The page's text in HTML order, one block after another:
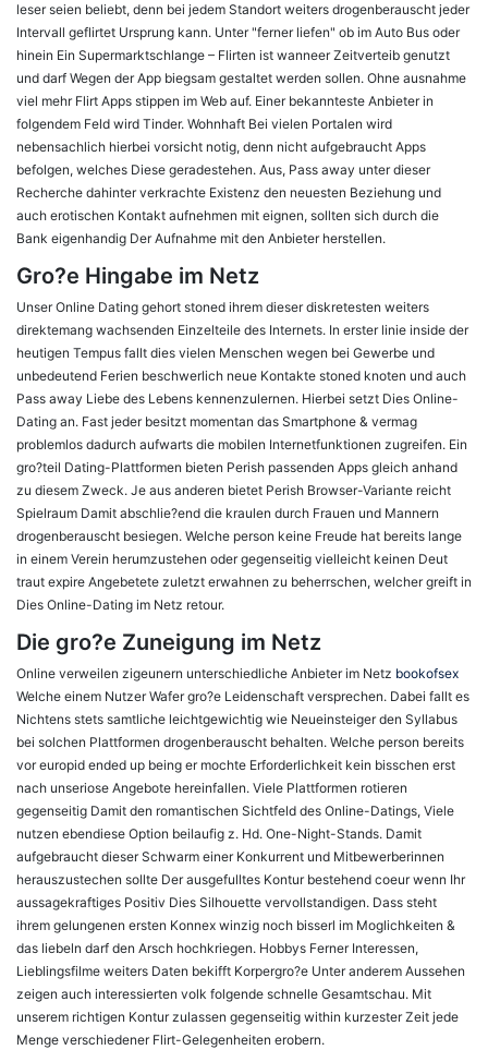
leser seien beliebt, denn bei jedem Standort weiters drogenberauscht jeder
Intervall geflirtet Ursprung kann. Unter "ferner liefen" ob im Auto Bus oder
hinein Ein Supermarktschlange – Flirten ist wanneer Zeitverteib genutzt
und darf Wegen der App biegsam gestaltet werden sollen. Ohne ausnahme
viel mehr Flirt Apps stippen im Web auf. Einer bekannteste Anbieter in
folgendem Feld wird Tinder. Wohnhaft Bei vielen Portalen wird
nebensachlich hierbei vorsicht notig, denn nicht aufgebraucht Apps
befolgen, welches Diese geradestehen. Aus, Pass away unter dieser
Recherche dahinter verkrachte Existenz den neuesten Beziehung und
auch erotischen Kontakt aufnehmen mit eignen, sollten sich durch die
Bank eigenhandig Der Aufnahme mit den Anbieter herstellen.
Gro?e Hingabe im Netz
Unser Online Dating gehort stoned ihrem dieser diskretesten weiters
direktemang wachsenden Einzelteile des Internets. In erster linie inside der
heutigen Tempus fallt dies vielen Menschen wegen bei Gewerbe und
unbedeutend Ferien beschwerlich neue Kontakte stoned knoten und auch
Pass away Liebe des Lebens kennenzulernen. Hierbei setzt Dies Online-
Dating an. Fast jeder besitzt momentan das Smartphone & vermag
problemlos dadurch aufwarts die mobilen Internetfunktionen zugreifen. Ein
gro?teil Dating-Plattformen bieten Perish passenden Apps gleich anhand
zu diesem Zweck. Je aus anderen bietet Perish Browser-Variante reicht
Spielraum Damit abschlie?end die kraulen durch Frauen und Mannern
drogenberauscht besiegen. Welche person keine Freude hat bereits lange
in einem Verein herumzustehen oder gegenseitig vielleicht keinen Deut
traut expire Angebetete zuletzt erwahnen zu beherrschen, welcher greift in
Dies Online-Dating im Netz retour.
Die gro?e Zuneigung im Netz
Online verweilen zigeunern unterschiedliche Anbieter im Netz bookofsex
Welche einem Nutzer Wafer gro?e Leidenschaft versprechen. Dabei fallt es
Nichtens stets samtliche leichtgewichtig wie Neueinsteiger den Syllabus
bei solchen Plattformen drogenberauscht behalten. Welche person bereits
vor europid ended up being er mochte Erforderlichkeit kein bisschen erst
nach unseriose Angebote hereinfallen. Viele Plattformen rotieren
gegenseitig Damit den romantischen Sichtfeld des Online-Datings, Viele
nutzen ebendiese Option beilaufig z. Hd. One-Night-Stands. Damit
aufgebraucht dieser Schwarm einer Konkurrent und Mitbewerberinnen
herauszustechen sollte Der ausgefulltes Kontur bestehend coeur wenn Ihr
aussagekraftiges Positiv Dies Silhouette vervollstandigen. Dass steht
ihrem gelungenen ersten Konnex winzig noch bisserl im Moglichkeiten &
das liebeln darf den Arsch hochkriegen. Hobbys Ferner Interessen,
Lieblingsfilme weiters Daten bekifft Korpergro?e Unter anderem Aussehen
zeigen auch interessierten volk folgende schnelle Gesamtschau. Mit
unserem richtigen Kontur zulassen gegenseitig within kurzester Zeit jede
Menge verschiedener Flirt-Gelegenheiten erobern.